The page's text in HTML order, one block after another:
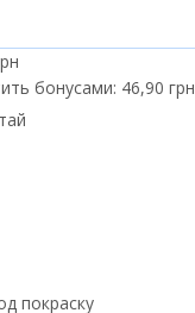
бонусами: 46,90 грн
покраску